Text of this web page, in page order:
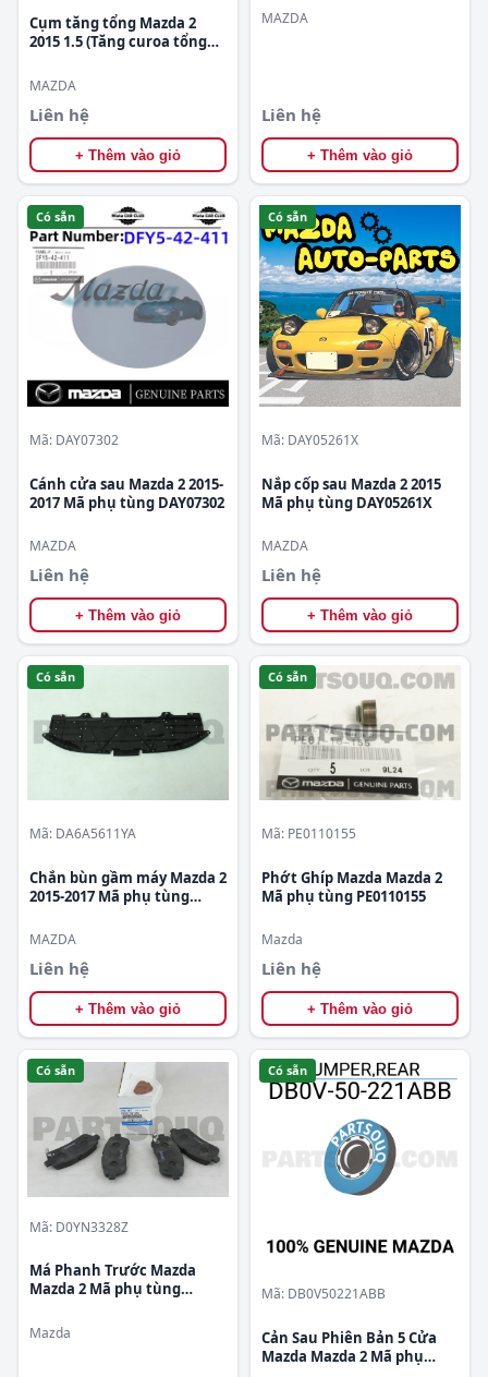
Cụm tăng tổng Mazda 2
2015 1.5 (Tăng curoa tổng
PE0315980B
MAZDA
Liên hệ
+ Thêm vào giỏ
tùng DB7G50221
MAZDA
Liên hệ
+ Thêm vào giỏ
Có sẵn
Mã: DAY07302
Cánh cửa sau Mazda 2 2015-
2017 Mã phụ tùng DAY07302
MAZDA
Liên hệ
+ Thêm vào giỏ
Có sẵn
Mã: DAY05261X
Nắp cốp sau Mazda 2 2015
Mã phụ tùng DAY05261X
MAZDA
Liên hệ
+ Thêm vào giỏ
Có sẵn
Mã: DA6A5611YA
Chắn bùn gầm máy Mazda 2
2015-2017 Mã phụ tùng
MAZDA
Liên hệ
+ Thêm vào giỏ
Có sẵn
Mã: PE0110155
Phớt Ghíp Mazda Mazda 2
Mã phụ tùng PE0110155
Mazda
Liên hệ
+ Thêm vào giỏ
Có sẵn
Mã: D0YN3328Z
Má Phanh Trước Mazda
Mazda 2 Mã phụ tùng
Mazda
Có sẵn
Mã: DB0V50221ABB
Cản Sau Phiên Bản 5 Cửa
Mazda Mazda 2 Mã phụ